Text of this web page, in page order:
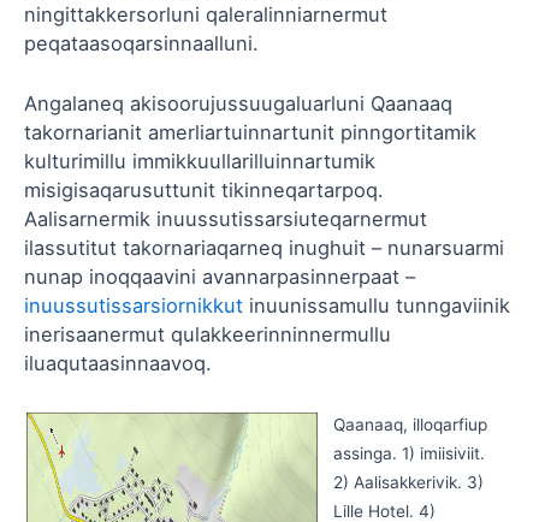
ningittakkersorluni qaleralinniarnermut
peqataasoqarsinnaalluni.
Angalaneq akisoorujussuugaluarluni Qaanaaq
takornarianit amerliartuinnartunit pinngortitamik
kulturimillu immikkuullarilluinnartumik
misigisaqarusuttunit tikinneqartarpoq.
Aalisarnermik inuussutissarsiuteqarnermut
ilassutitut takornariaqarneq inughuit – nunarsuarmi
nunap inoqqaavini avannarpasinnerpaat –
inuussutissarsiornikkut inuunissamullu tunngaviinik
inerisaanermut qulakkeerinninnermullu
iluaqutaasinnaavoq.
Qaanaaq, illoqarfiup
assinga. 1) imiisiviit.
2) Aalisakkerivik. 3)
Lille Hotel. 4)